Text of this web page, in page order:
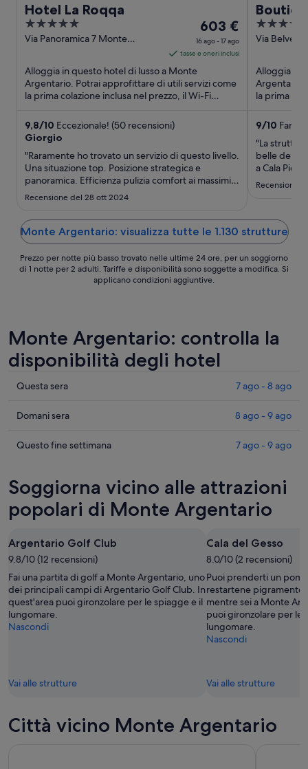
Hotel La Roqqa
5
out
5
Via Panoramica 7 Monte
Il
prezzo
è
a
notte
ago
-
17
603 €
16 ago - 17 ago
tasse e oneri inclusi
Alloggia in questo hotel di lusso a Monte
Argentario. Potrai approfittare di utili servizi come
la prima colazione inclusa nel prezzo, il Wi-Fi
9,8/10 Eccezionale! (50 recensioni)
Giorgio
"Raramente ho trovato un servizio di questo livello.
Una situazione top. Posizione strategica e
panoramica. Efficienza pulizia comfort ai massimi
livelli"
Recensione del 28 ott 2024
Piccola
4
out
5
Via
Alloggia in
Argentario.
la prima
9/10
"La
belle
a Cala
(incluso) di
può ..."
Recensione
Monte Argentario: visualizza tutte le 1.130 strutture
Prezzo per notte più basso trovato nelle ultime 24 ore, per un soggiorno
di 1 notte per 2 adulti. Tariffe e disponibilità sono soggette a modifica. Si
applicano condizioni aggiuntive.
Monte Argentario: controlla la
disponibilità degli hotel
Cerca
prezzi
Monte
stasera,
ago
8
ago
Questa sera 7 ago - 8 ago
Cerca
prezzi
Argentario
domani
8
ago
-
9
ago
Domani sera 8 ago - 9 ago
Cerca
a
Monte
Argentario
questo
weekend,
7
ago
-
9
ago
Questo fine settimana 7 ago - 9 ago
Soggiorna vicino alle attrazioni
popolari di Monte Argentario
Argentario Golf Club
9.8/10 (12 recensioni)
Fai una partita di golf a Monte Argentario, uno
dei principali campi di Argentario Golf Club. In
quest'area puoi gironzolare per le spiagge e il
lungomare.
Nascondi
Vai alle strutture
Cala del Gesso
8.0/10 (2 recensioni)
Puoi prenderti un
restartene pigramente
mentre sei a Monte
puoi gironzolare per le
lungomare.
Nascondi
Vai alle strutture
Città vicino Monte Argentario